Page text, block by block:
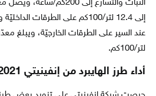
الثبات والتسارع إلى
لتر/100كم.
أداء طرز الهايبرد من إنفينيتي QX60 2021